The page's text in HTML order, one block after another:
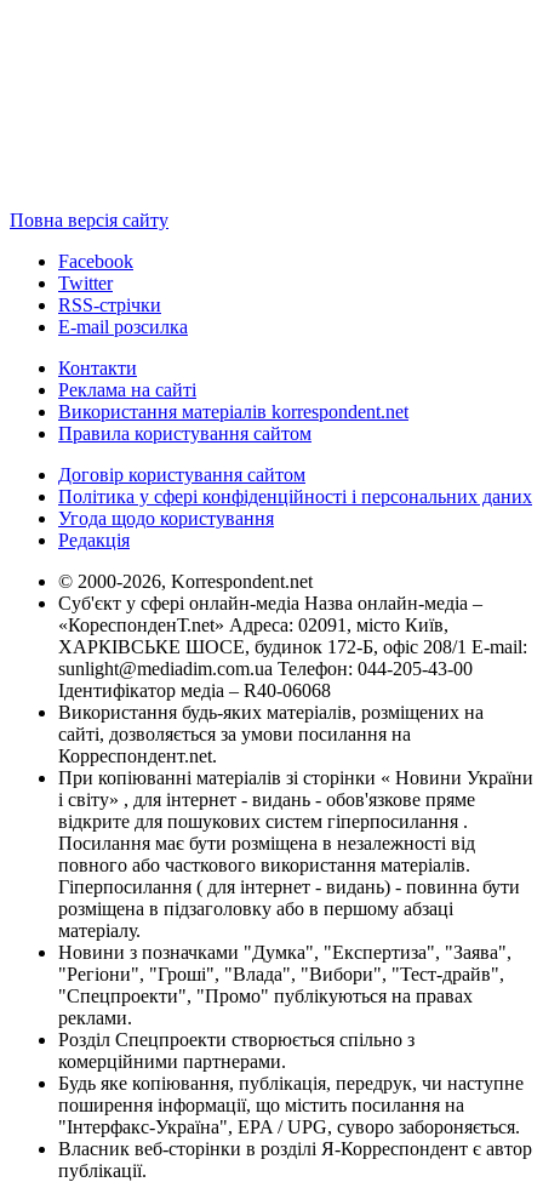
Повна версія сайту
Facebook
Twitter
RSS-стрічки
E-mail розсилка
Контакти
Реклама на сайті
Використання матеріалів korrespondent.net
Правила користування сайтом
Договір користування сайтом
Політика у сфері конфіденційності і персональних даних
Угода щодо користування
Редакція
© 2000-2026, Korrespondent.net
Суб'єкт у сфері онлайн-медіа Назва онлайн-медіа –
«КореспонденТ.net» Адреса: 02091, місто Київ,
ХАРКІВСЬКЕ ШОСЕ, будинок 172-Б, офіс 208/1 E-mail:
sunlight@mediadim.com.ua Телефон: 044-205-43-00
Ідентифікатор медіа – R40-06068
Використання будь-яких матеріалів, розміщених на
сайті, дозволяється за умови посилання на
Корреспондент.net.
При копіюванні матеріалів зі сторінки « Новини України
і світу» , для інтернет - видань - обов'язкове пряме
відкрите для пошукових систем гіперпосилання .
Посилання має бути розміщена в незалежності від
повного або часткового використання матеріалів.
Гіперпосилання ( для інтернет - видань) - повинна бути
розміщена в підзаголовку або в першому абзаці
матеріалу.
Новини з позначками "Думка", "Експертиза", "Заява",
"Регіони", "Гроші", "Влада", "Вибори", "Тест-драйв",
"Спецпроекти", "Промо" публікуються на правах
реклами.
Розділ Спецпроекти створюється спільно з
комерційними партнерами.
Будь яке копіювання, публікація, передрук, чи наступне
поширення інформації, що містить посилання на
"Інтерфакс-Україна", EPA / UPG, суворо забороняється.
Власник веб-сторінки в розділі Я-Корреспондент є автор
публікації.